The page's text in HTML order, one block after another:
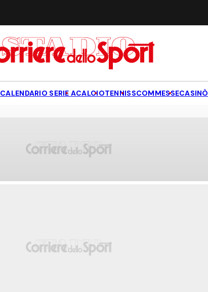
CALENDARIO SERIE ACALCIOTENNISSCOMMESSECASINÒ